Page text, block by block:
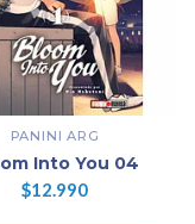
PANINI ARG
Into You 04
$12.990